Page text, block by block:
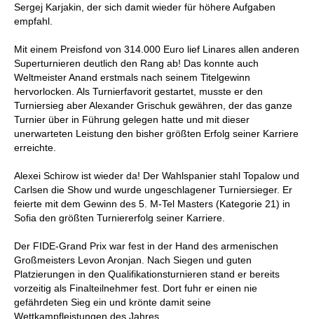
Sergej Karjakin, der sich damit wieder für höhere Aufgaben
empfahl.
Mit einem Preisfond von 314.000 Euro lief Linares allen anderen
Superturnieren deutlich den Rang ab! Das konnte auch
Weltmeister Anand erstmals nach seinem Titelgewinn
hervorlocken. Als Turnierfavorit gestartet, musste er den
Turniersieg aber Alexander Grischuk gewähren, der das ganze
Turnier über in Führung gelegen hatte und mit dieser
unerwarteten Leistung den bisher größten Erfolg seiner Karriere
erreichte.
Alexei Schirow ist wieder da! Der Wahlspanier stahl Topalow und
Carlsen die Show und wurde ungeschlagener Turniersieger. Er
feierte mit dem Gewinn des 5. M-Tel Masters (Kategorie 21) in
Sofia den größten Turniererfolg seiner Karriere.
Der FIDE-Grand Prix war fest in der Hand des armenischen
Großmeisters Levon Aronjan. Nach Siegen und guten
Platzierungen in den Qualifikationsturnieren stand er bereits
vorzeitig als Finalteilnehmer fest. Dort fuhr er einen nie
gefährdeten Sieg ein und krönte damit seine
Wettkampfleistungen des Jahres.